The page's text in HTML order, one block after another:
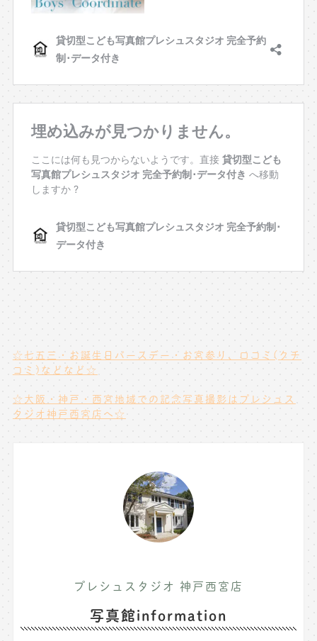
☆七五三・お誕生日バースデー・お宮参り、口コミ(クチ
コミ)などなど☆
☆大阪・神戸・西宮地域での記念写真撮影はプレシュス
タジオ神戸西宮店へ☆
プレシュスタジオ 神戸西宮店
写真館information